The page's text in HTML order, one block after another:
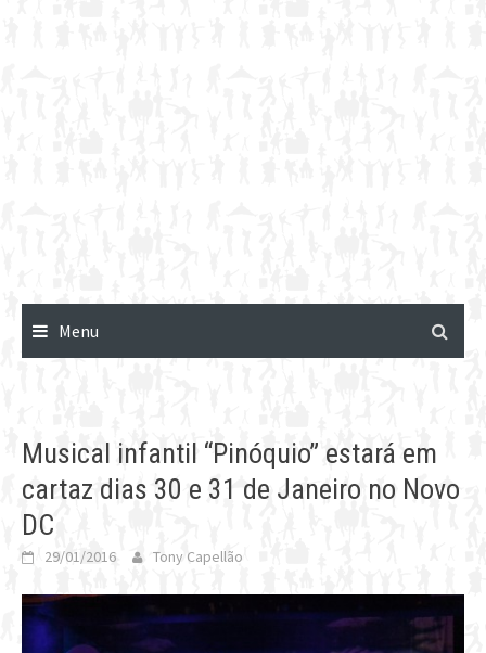
Menu
Musical infantil “Pinóquio” estará em
cartaz dias 30 e 31 de Janeiro no Novo
DC
29/01/2016 Tony Capellão